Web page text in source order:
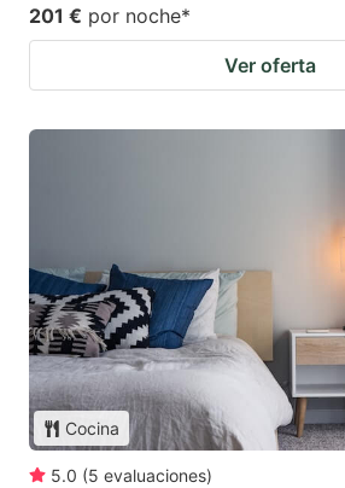
201 € por noche*
Ver oferta
Cocina
5.0 (5 evaluaciones)